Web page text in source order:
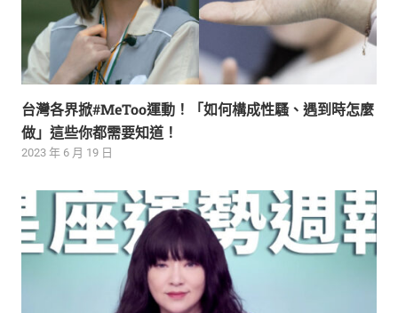
台灣各界掀#MeToo運動！「如何構成性騷、遇到時怎麼
做」這些你都需要知道！
2023 年 6 月 19 日